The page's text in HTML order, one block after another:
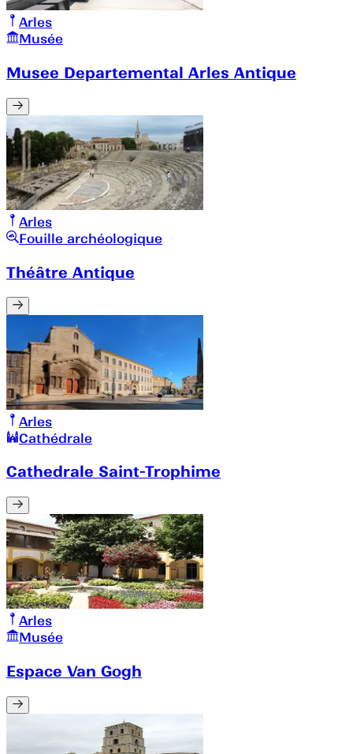
Arles
Musée
Musee Departemental Arles Antique
Arles
Fouille archéologique
Théâtre Antique
Arles
Cathédrale
Cathedrale Saint-Trophime
Arles
Musée
Espace Van Gogh